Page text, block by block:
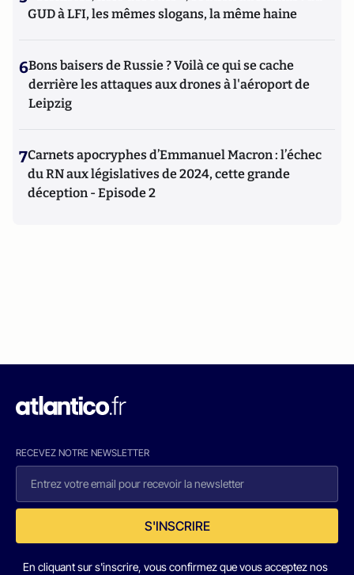
GUD à LFI, les mêmes slogans, la même haine
6Bons baisers de Russie ? Voilà ce qui se cache
derrière les attaques aux drones à l'aéroport de
Leipzig
7Carnets apocryphes d’Emmanuel Macron : l’échec
du RN aux législatives de 2024, cette grande
déception - Episode 2
RECEVEZ NOTRE NEWSLETTER
S'INSCRIRE
En cliquant sur s'inscrire, vous confirmez que vous acceptez nos